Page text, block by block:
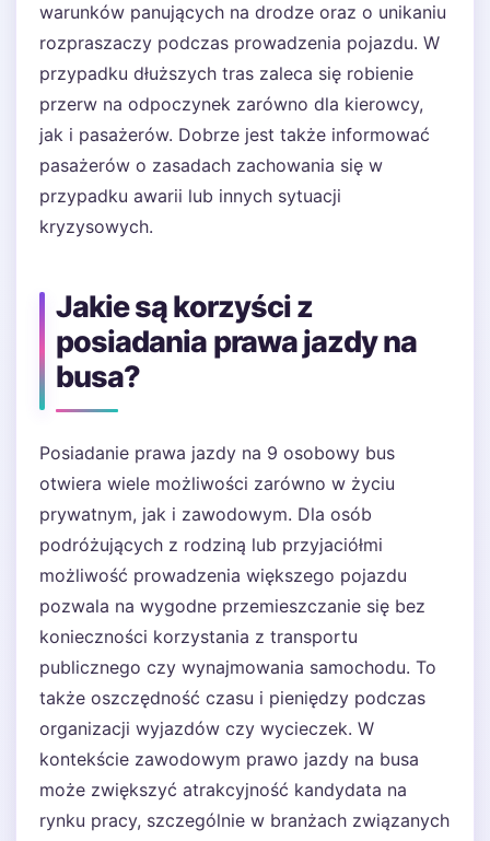
warunków panujących na drodze oraz o unikaniu
rozpraszaczy podczas prowadzenia pojazdu. W
przypadku dłuższych tras zaleca się robienie
przerw na odpoczynek zarówno dla kierowcy,
jak i pasażerów. Dobrze jest także informować
pasażerów o zasadach zachowania się w
przypadku awarii lub innych sytuacji
kryzysowych.
Jakie są korzyści z
posiadania prawa jazdy na
busa?
Posiadanie prawa jazdy na 9 osobowy bus
otwiera wiele możliwości zarówno w życiu
prywatnym, jak i zawodowym. Dla osób
podróżujących z rodziną lub przyjaciółmi
możliwość prowadzenia większego pojazdu
pozwala na wygodne przemieszczanie się bez
konieczności korzystania z transportu
publicznego czy wynajmowania samochodu. To
także oszczędność czasu i pieniędzy podczas
organizacji wyjazdów czy wycieczek. W
kontekście zawodowym prawo jazdy na busa
może zwiększyć atrakcyjność kandydata na
rynku pracy, szczególnie w branżach związanych